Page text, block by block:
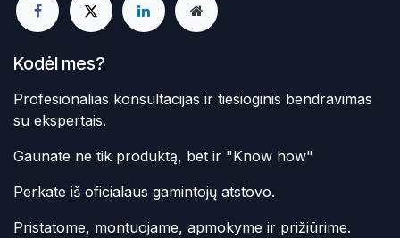
Kodėl mes?
Profesionalias konsultacijas ir tiesioginis bendravimas
su ekspertais.
Gaunate ne tik produktą, bet ir "Know how"
Perkate iš oficialaus gamintojų atstovo.
Pristatome, montuojame, apmokyme ir prižiūrime.